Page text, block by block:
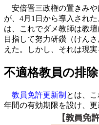
安倍晋三政権の置きみや
が、4月1日から導入され
は、これでダメ教師は教
目指して努力研鑽（けん
えた。しかし、それは現
不適格教員の排
教員免許更新制 とは、
年間の有効期限を設け、